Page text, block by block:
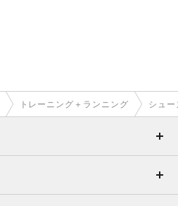
トレーニング＋ランニング シュー